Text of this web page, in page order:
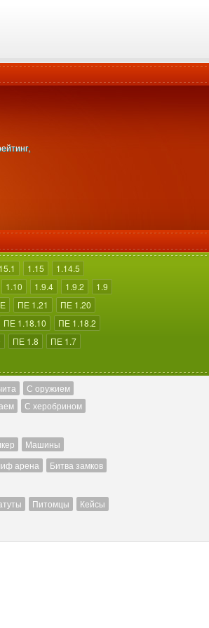
1.15
1.14.5
1.10 1.9.4 1.9.2
1.9
ПЕ 1.21
ПЕ 1.20
ПЕ 1.18.10
ПЕ 1.18.2
ПЕ 1.8
ПЕ 1.7
С оружием
С херобрином
Машины
арена
Битва замков
Питомцы
Кейсы